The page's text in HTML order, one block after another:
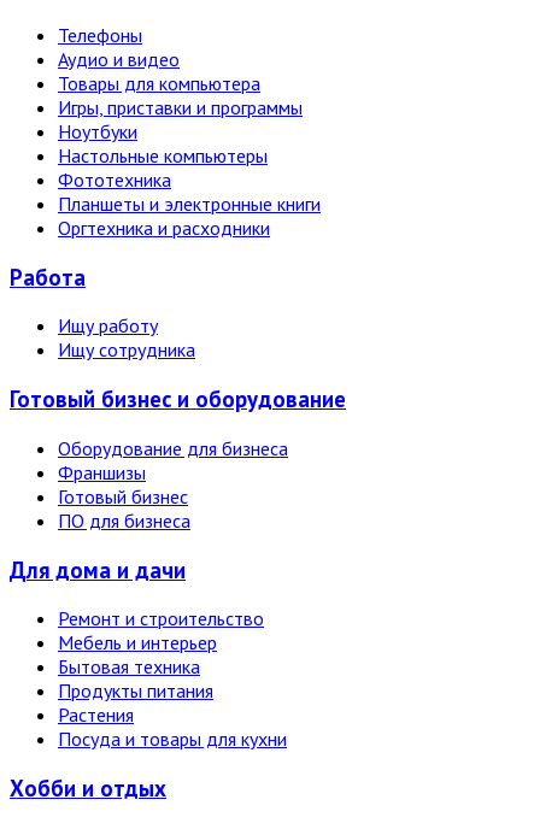
Телефоны
Аудио и видео
Товары для компьютера
Игры, приставки и программы
Ноутбуки
Настольные компьютеры
Фототехника
Планшеты и электронные книги
Оргтехника и расходники
Работа
Ищу работу
Ищу сотрудника
Готовый бизнес и оборудование
Оборудование для бизнеса
Франшизы
Готовый бизнес
ПО для бизнеса
Для дома и дачи
Ремонт и строительство
Мебель и интерьер
Бытовая техника
Продукты питания
Растения
Посуда и товары для кухни
Хобби и отдых